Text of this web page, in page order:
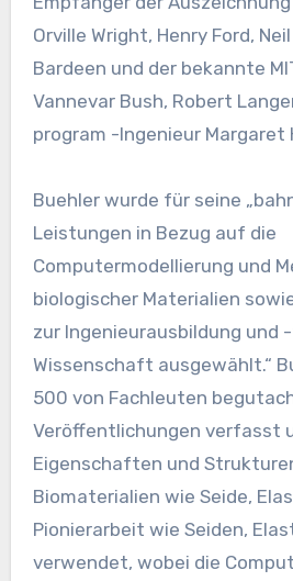
Orville Wright, Henry Ford,
Bardeen und der bekannte
Vannevar Bush, Robert
program -Ingenieur Margaret
Buehler wurde für seine
Leistungen in Bezug auf die
Computermodellierung und
biologischer Materialien
zur Ingenieurausbildung und
Wissenschaft ausgewählt.“
500 von Fachleuten
Veröffentlichungen verfasst
Eigenschaften und
Biomaterialien wie Seide,
Pionierarbeit wie Seiden,
verwendet, wobei die